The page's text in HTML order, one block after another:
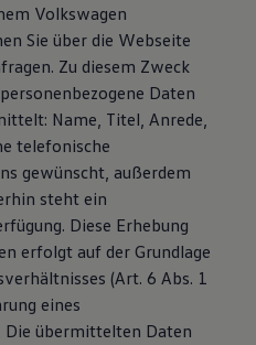
Volkswagen
Sie über die Webseite
Zu diesem Zweck
Daten
Name, Titel, Anrede,
telefonische
gewünscht, außerdem
steht ein
Diese Erhebung
erfolgt auf der Grundlage
(Art. 6 Abs. 1
eines
Die übermittelten Daten